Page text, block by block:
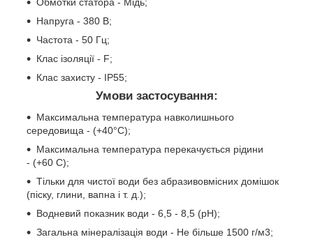
Обмотки статора - Мідь;
Напруга - 380 В;
Частота - 50 Гц;
Клас ізоляції - F;
Клас захисту - ІР55;
Умови застосування:
Максимальна температура навколишнього
середовища - (+40°C);
Максимальна температура перекачується рідини
- (+60 C);
Тільки для чистої води без абразивовмісних домішок
(піску, глини, вапна і т. д.);
Водневий показник води - 6,5 - 8,5 (pH);
Загальна мінералізація води - Не більше 1500 г/м3;